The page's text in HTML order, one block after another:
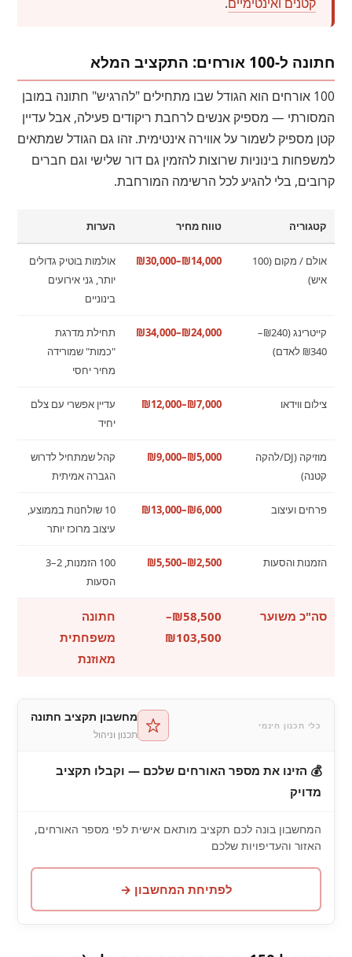
חתונה ל-100 אורחים: התקציב המלא
100 אורחים הוא הגודל שבו מתחילים "להרגיש" חתונה במובן
המסורתי — מספיק אנשים לרחבת ריקודים פעילה, אבל עדיין
קטן מספיק לשמור על אווירה אינטימית. זהו גם הגודל שמתאים
למשפחות בינוניות שרוצות להזמין גם דור שלישי וגם חברים
קרובים, בלי להגיע לכל הרשימה המורחבת.
קטגוריה טווח מחיר הערות
אולם / מקום (100
איש)
₪14,000–₪30,000
אולמות בוטיק גדולים
יותר, גני אירועים
בינוניים
קייטרינג (₪240–
₪340 לאדם)
₪24,000–₪34,000
תחילת מדרגת
"כמות" שמורידה
מחיר יחסי
צילום ווידאו ₪7,000–₪12,000
עדיין אפשרי עם צלם
יחיד
מוזיקה (DJ/להקה
קטנה)
₪5,000–₪9,000
קהל שמתחיל לדרוש
הגברה אמיתית
פרחים ועיצוב ₪6,000–₪13,000
10 שולחנות בממוצע,
עיצוב מרוכז יותר
הזמנות והסעות ₪2,500–₪5,500
100 הזמנות, 2–3
הסעות
סה"כ משוער
₪58,500–
₪103,500
חתונה
משפחתית
מאוזנת
כלי תכנון חינמי
מחשבון תקציב חתונה
תכנון וניהול
💰 הזינו את מספר האורחים שלכם — וקבלו תקציב
מדויק
המחשבון בונה לכם תקציב מותאם אישית לפי מספר האורחים,
האזור והעדיפויות שלכם
לפתיחת המחשבון →